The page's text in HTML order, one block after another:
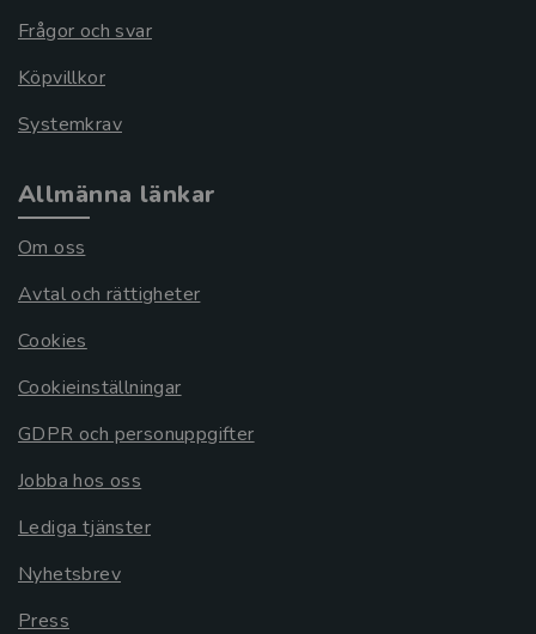
Frågor och svar
Köpvillkor
Systemkrav
Allmänna länkar
Om oss
Avtal och rättigheter
Cookies
Cookieinställningar
GDPR och personuppgifter
Jobba hos oss
Lediga tjänster
Nyhetsbrev
Press